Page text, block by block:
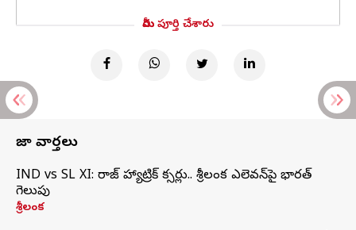
మీరు పూర్తి చేశారు
తాజా వార్తలు
IND vs SL XI: సిరాజ్‌ హ్యాట్రిక్‌ సిక్సర్లు.. శ్రీలంక ఎలెవన్‌పై భారత్‌
గెలుపు
శ్రీలంక